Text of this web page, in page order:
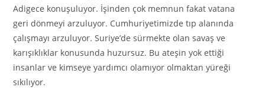
Adigece konuşuluyor. İşinden çok memnun fakat vatana
geri dönmeyi arzuluyor. Cumhuriyetimizde tıp alanında
çalışmayı arzuluyor. Suriye’de sürmekte olan savaş ve
karışıklıklar konusunda huzursuz. Bu ateşin yok ettiği
insanlar ve kimseye yardımcı olamıyor olmaktan yüreği
sıkılıyor.